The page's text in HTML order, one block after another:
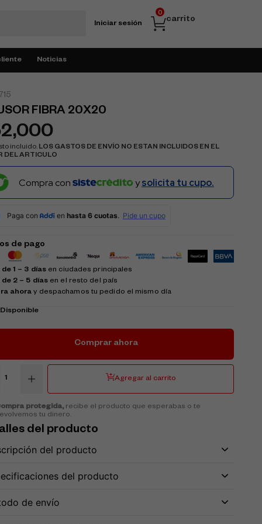
Iniciar sesión carrito
0
Noticias
FIBRA 20X20
incluido. LOS GASTOS DE ENVÍO NO ESTAN INCLUIDOS EN EL
DEL ARTICULO
Compra con ysolicita tu cupo.
de pago
1 – 3 días en ciudades principales
2 – 5 días en el resto del país
ahora y despachamos tu pedido el mismo día
Disponible
Comprar ahora
Agregar al carrito
protegida,recibe el producto que esperabas o te
tu dinero.
del producto
del producto
del producto
de envío